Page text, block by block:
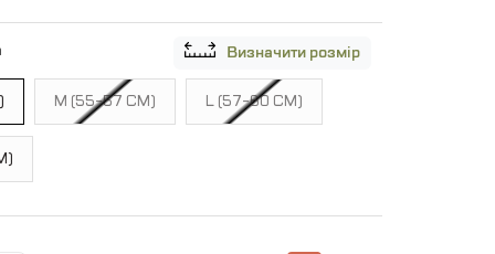
Визначити розмір
M (55-57 СМ) L (57-60 СМ)